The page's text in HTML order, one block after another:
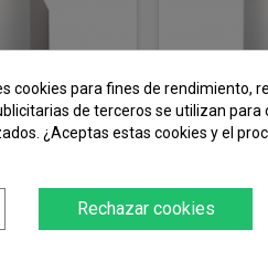
cookies para fines de rendimiento,
de terceros se utilizan
¿Aceptas estas cookies y el
Rechazar cookies